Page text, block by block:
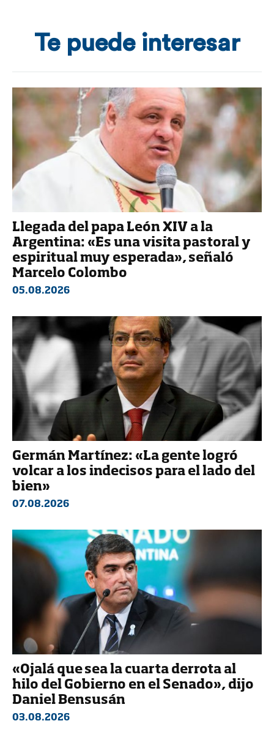
Te puede interesar
Llegada del papa León XIV a la
Argentina: «Es una visita pastoral y
espiritual muy esperada», señaló
Marcelo Colombo
05.08.2026
Germán Martínez: «La gente logró
volcar a los indecisos para el lado del
bien»
07.08.2026
«Ojalá que sea la cuarta derrota al
hilo del Gobierno en el Senado», dijo
Daniel Bensusán
03.08.2026